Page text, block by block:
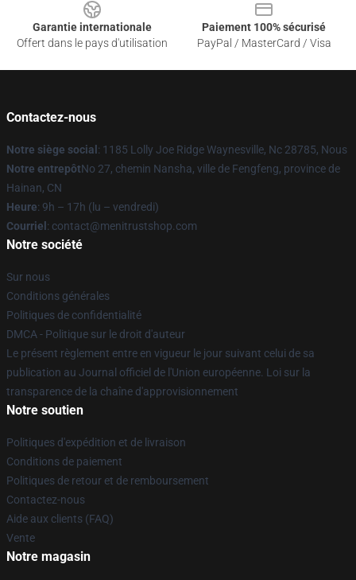
Garantie internationale
Offert dans le pays d'utilisation
Paiement 100% sécurisé
PayPal / MasterCard / Visa
Contactez-nous
Notre siège social : 1185 Lolly Joe Ridge Waynesville, Nc 28785, Nous
Notre entrepôtNo 27, chemin Nansha, ville de Fengfeng, province de
Hainan, CN
Heure: 9h – 17h (lu – vendredi)
Courriel : contact@menitrustshop.com
Notre société
Sur nous
Conditions générales
Politiques de confidentialité
DMCA - Politique sur le droit d'auteur
Le présent règlement entre en vigueur le jour suivant celui de sa
publication au Journal officiel de l'Union européenne. Loi sur la
transparence de la chaîne d'approvisionnement
Notre soutien
Politiques d'expédition et de livraison
Conditions de paiement
Politiques de retour et de remboursement
Contactez-nous
Aide aux clients (FAQ)
Vente
Notre magasin